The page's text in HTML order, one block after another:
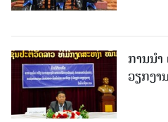
ການນ
ວຽກງາ